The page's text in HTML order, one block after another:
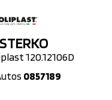
120.12106D
0857189